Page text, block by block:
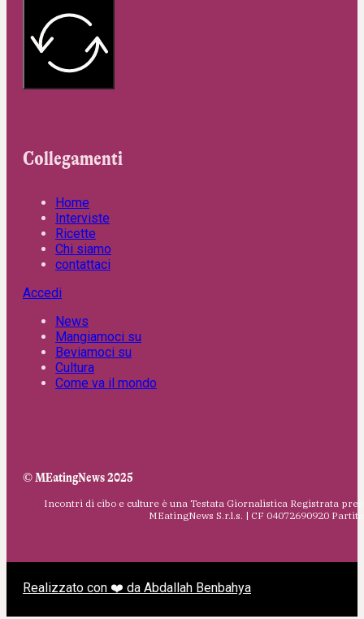
Collegamenti
Home
Interviste
Ricette
Chi siamo
contattaci
Accedi
News
Mangiamoci su
Beviamoci su
Cultura
Come va il mondo
© MEatingNews 2025
Incontri di cibo e culture è una Testata Giornalistica Registrata
MEatingNews S.r.l.s. | CF 04072690920
Realizzato con ❤️ da Abdallah Benbahya